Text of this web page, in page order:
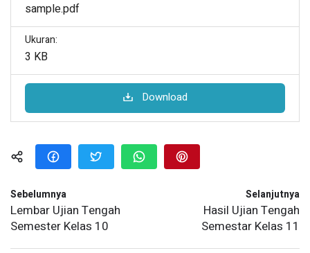
sample.pdf
Ukuran:
3 KB
Download
Sebelumnya
Lembar Ujian Tengah
Semester Kelas 10
Selanjutnya
Hasil Ujian Tengah
Semestar Kelas 11